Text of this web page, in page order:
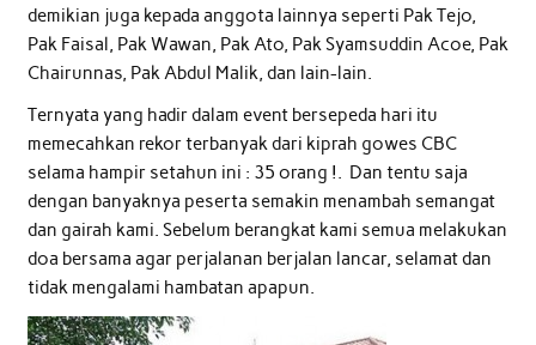
demikian juga kepada anggota lainnya seperti Pak Tejo,
Pak Faisal, Pak Wawan, Pak Ato, Pak Syamsuddin Acoe, Pak
Chairunnas, Pak Abdul Malik, dan lain-lain.
Ternyata yang hadir dalam event bersepeda hari itu
memecahkan rekor terbanyak dari kiprah gowes CBC
selama hampir setahun ini : 35 orang !. Dan tentu saja
dengan banyaknya peserta semakin menambah semangat
dan gairah kami. Sebelum berangkat kami semua melakukan
doa bersama agar perjalanan berjalan lancar, selamat dan
tidak mengalami hambatan apapun.